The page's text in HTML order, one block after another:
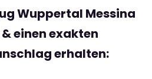
Wuppertal Messina
einen exakten
erhalten: